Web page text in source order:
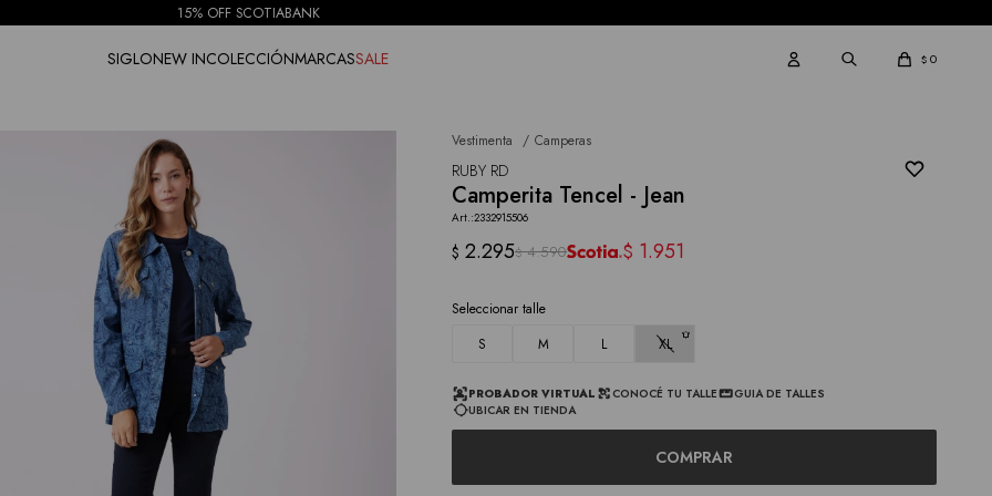
15% OFF SCOTIABANK
SIGLONEW INCOLECCIÓNMARCASSALE $ 0
Vestimenta Camperas
RUBY RD
Camperita Tencel - Jean
2332915506
$ 2.295$ 4.590 $ 1.951
Seleccionar talle
S
M L XL
PROBADOR VIRTUAL CONOCÉ TU TALLE
GUIA DE TALLES
UBICAR EN TIENDA
COMPRAR
NOTIFICARME